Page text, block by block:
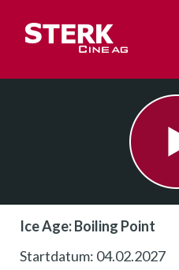
Ice Age: Boiling Point
Startdatum: 04.02.2027